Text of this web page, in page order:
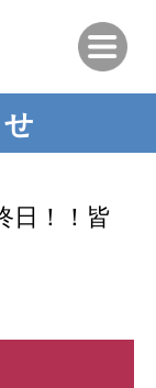
日！！皆